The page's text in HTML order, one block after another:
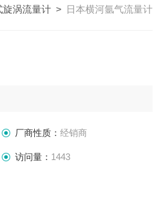
旋涡流量计 > 日本横河氩气流量计
厂商性质： 经销商
访问量： 1443